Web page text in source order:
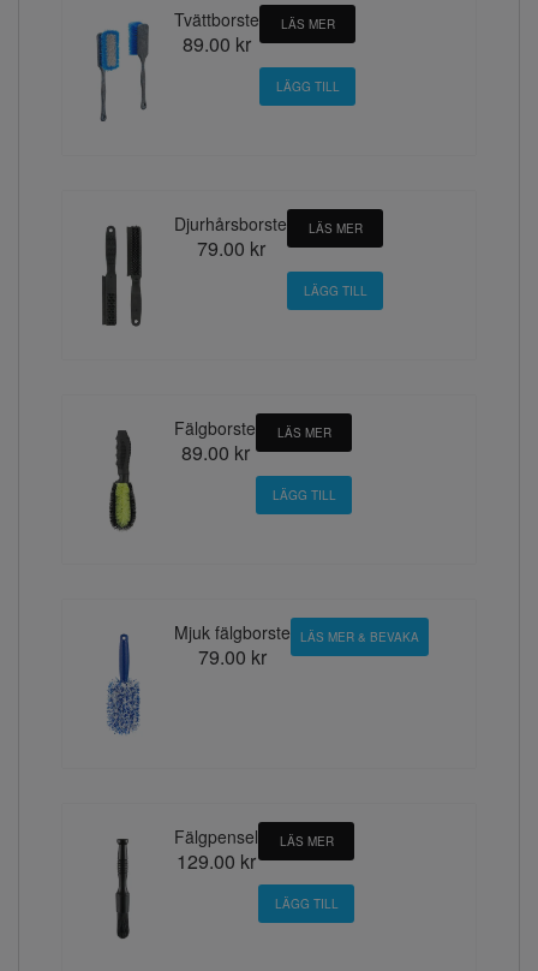
Tvättborste
89.00 kr
LÄS MER
Djurhårsborste
79.00 kr
LÄS MER
Fälgborste
89.00 kr
LÄS MER
Mjuk fälgborste
79.00 kr
LÄS MER & BEVAKA
Fälgpensel
129.00 kr
LÄS MER